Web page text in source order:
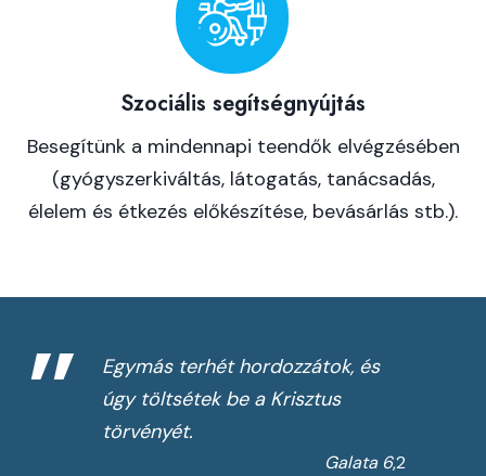
Szociális segítségnyújtás
Besegítünk a mindennapi teendők elvégzésében
(gyógyszerkiváltás, látogatás, tanácsadás,
élelem és étkezés előkészítése, bevásárlás stb.).
”
Egymás terhét hordozzátok, és
úgy töltsétek be a Krisztus
törvényét.
Galata 6,2